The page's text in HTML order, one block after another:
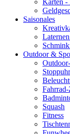
Karten -
Saisonales
Outdoor &
Squash
Fitness